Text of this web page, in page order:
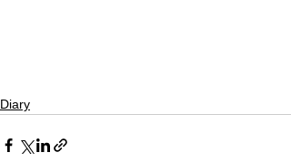
Diary